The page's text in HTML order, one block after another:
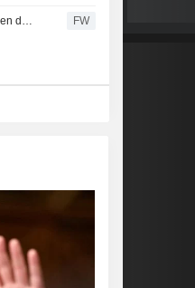
La Bourse de Stockholm recule en début de séance vendredi FW